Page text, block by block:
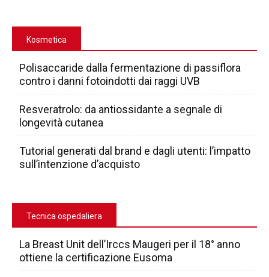
Kosmetica
Polisaccaride dalla fermentazione di passiflora
contro i danni fotoindotti dai raggi UVB
Resveratrolo: da antiossidante a segnale di
longevità cutanea
Tutorial generati dal brand e dagli utenti: l’impatto
sull’intenzione d’acquisto
Tecnica ospedaliera
La Breast Unit dell’Irccs Maugeri per il 18° anno
ottiene la certificazione Eusoma